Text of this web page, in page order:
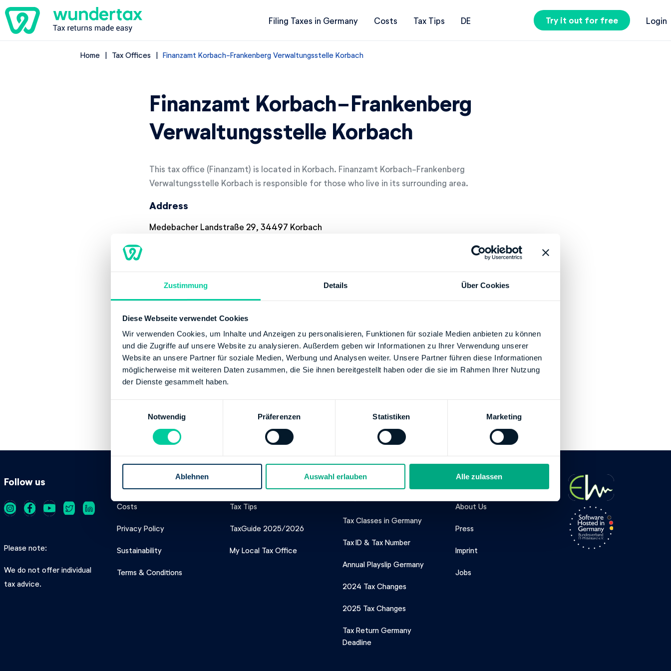
Zustimmung Details Über Cookies
Diese Webseite verwendet Cookies
Wir verwenden Cookies, um Inhalte und Anzeigen zu personalisieren, Funktionen für soziale Medien anbieten zu können
und die Zugriffe auf unsere Website zu analysieren. Außerdem geben wir Informationen zu Ihrer Verwendung unserer
Website an unsere Partner für soziale Medien, Werbung und Analysen weiter. Unsere Partner führen diese Informationen
möglicherweise mit weiteren Daten zusammen, die Sie ihnen bereitgestellt haben oder die sie im Rahmen Ihrer Nutzung
der Dienste gesammelt haben.
i
g
Notwendig Präferenzen Statistiken Marketing
Ablehnen Auswahl erlauben Alle zulassen
Filing Taxes in Germany Costs Tax Tips DE Try it out for free Login
Home Tax Offices Finanzamt Korbach-Frankenberg Verwaltungsstelle Korbach
Finanzamt Korbach-Frankenberg
Verwaltungsstelle Korbach
This tax office (Finanzamt) is located in Korbach. Finanzamt Korbach-Frankenberg
Verwaltungsstelle Korbach is responsible for those who live in its surrounding area.
Address
Medebacher Landstraße 29, 34497 Korbach
Website: http://www.finanzamt-korbach-frankenberg.de
Banking Details
Institution:DEUTSCHE BUNDESBANK
BIC:MARKDEF1500
IBAN:DE06500000000050001522
Account holder: Finanzamt Schwalm-Eder
IBAN:DE34500500000001000330
Account holder: Finanzamt Schwalm-Eder
Follow us
Please note
We do not offer individual
tax advice.
Costs
Privacy Policy
Sustainability
Terms & Conditions
Our Tax Service
Tax Tips
TaxGuide 2025/2026
My Local Tax Office
Important Tax
Tax Classes in Germany
Tax ID & Tax Number
Annual Playslip Germany
2024 Tax Changes
2025 Tax Changes
Tax Return Germany
Deadline
Company
About Us
Press
Imprint
Jobs